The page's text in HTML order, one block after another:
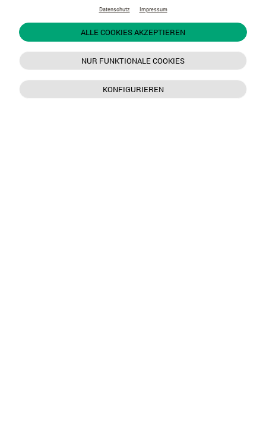
Datenschutz Impressum
ALLE COOKIES AKZEPTIEREN
NUR FUNKTIONALE COOKIES
KONFIGURIEREN